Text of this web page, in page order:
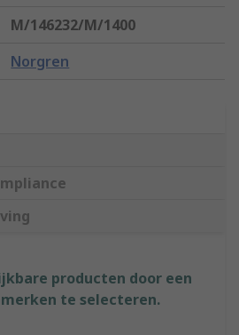
M/146232/M/1400
Norgren
producten door een
te selecteren.